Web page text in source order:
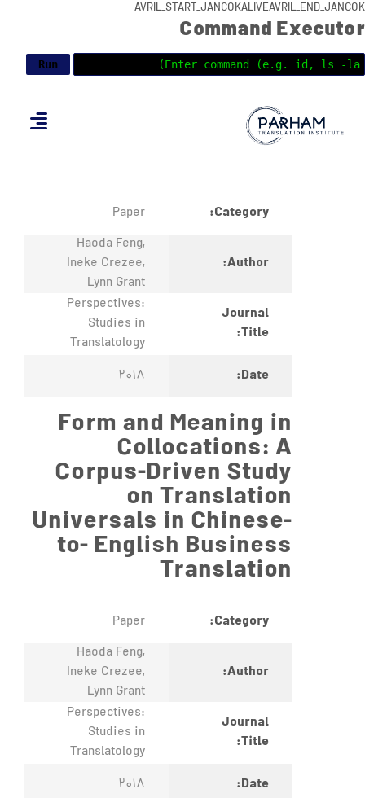
AVRIL_START_JANCOKALIVEAVRIL_END_JANCOK
Command Executor
Category:
Paper
Author:
Haoda Feng,
Ineke Crezee,
Lynn Grant
Journal
Title:
Perspectives:
Studies in
Translatology
Date:
2018
Form and Meaning in
Collocations: A
Corpus-Driven Study
on Translation
Universals in Chinese-
to- English Business
Translation
Category:
Paper
Author:
Haoda Feng,
Ineke Crezee,
Lynn Grant
Journal
Title:
Perspectives:
Studies in
Translatology
Date:
2018